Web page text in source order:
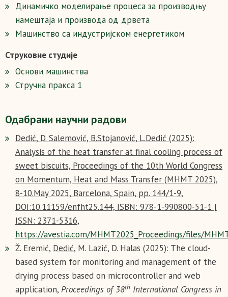
Динамичко моделирање процеса за производњу
намештаја и производа од дрвета
Машинство са индустријском енергетиком
Струковне студије
Основи машинства
Стручна пракса 1
Одабрани научни радови
Dedić, D. Salemović, B.Stojanović, L.Dedić (2025):
Analysis of the heat transfer at final cooling process of
sweet biscuits, Proceedings of the 10th World Congress
on Momentum, Heat and Mass Transfer (MHMT 2025),
8-10.May 2025, Barcelona, Spain, pp. 144/1-9,
DOI:10.11159/enfht25.144, ISBN: 978-1-990800-51-1 |
ISSN: 2371-5316,
https://avestia.com/MHMT2025_Proceedings/files/
Ž. Eremić, Dedić, M. Lazić, D. Halas (2025): The cloud-
based system for monitoring and management of the
drying process based on microcontroller and web
application, Proceedings of 38th International Congress in